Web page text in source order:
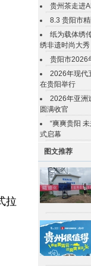
拉
贵州茶走进
8.3 贵阳市
纸为载体绣
绣非遗时尚大秀
贵阳市2026
2026年现代
在贵阳举行
2026年亚洲
圆满收官
“爽爽贵阳
式启幕
图文推荐